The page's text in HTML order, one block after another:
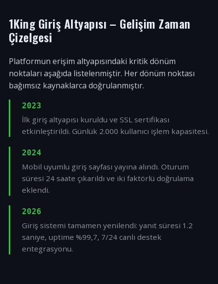
1King Giriş Altyapısı – Gelişim Zaman
Çizelgesi
Platformun erişim altyapısındaki kritik dönüm
noktaları aşağıda listelenmiştir. Her dönüm noktası
bağımsız kaynaklarca doğrulanmıştır.
2023
İlk giriş altyapısı kuruldu ve SSL sertifikası
etkinleştirildi. Günlük 2.000 kullanıcı işlem kapasitesi.
2024
Mobil uyumlu giriş sayfası yayına alındı. Oturum
süresi 24 saate çıkarıldı ve iki faktörlü doğrulama
eklendi.
2026
Giriş sistemi tamamen yenilendi: yanıt süresi 1.2
saniye, uptime %99,7, 7/24 canlı destek
entegrasyonu.